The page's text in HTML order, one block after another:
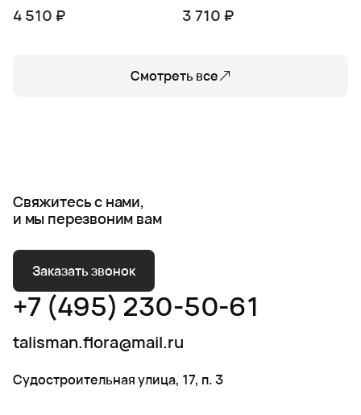
4 510 ₽ 3 710 ₽
Смотреть все
Свяжитесь с нами,
и мы перезвоним вам
Заказать звонок
+7 (495) 230-50-61
talisman.flora@mail.ru
Судостроительная улица, 17, п. 3